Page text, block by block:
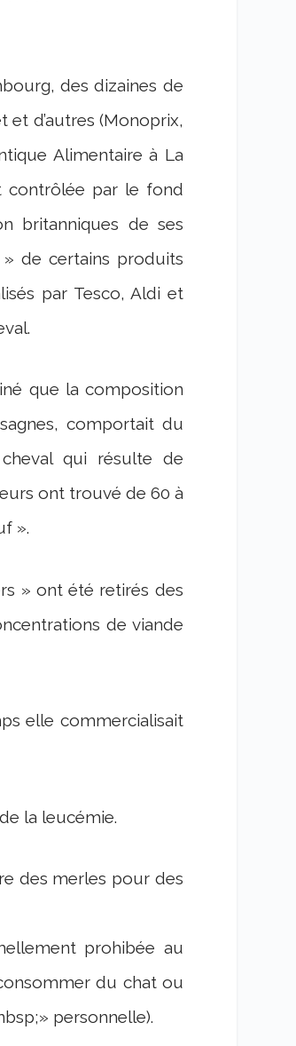
des dizaines de
d’autres (Monoprix,
Alimentaire à La
contrôlée par le fond
britanniques de ses
» de certains produits
par Tesco, Aldi et
que la composition
comportait du
qui résulte de
ont trouvé de 60 à
».
» ont été retirés des
de viande
elle commercialisait
la leucémie.
des merles pour des
prohibée au
du chat ou
personnelle).